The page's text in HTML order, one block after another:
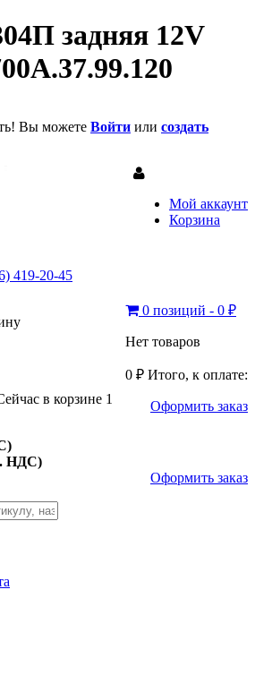
задняя 12V
Вы можете Войти или создать
Мой аккаунт
Корзина
419-20-45
0 позиций - 0 ₽
Нет товаров
0 ₽ Итого, к оплате:
Оформить заказ
в корзине 1
НДС)
Оформить заказ